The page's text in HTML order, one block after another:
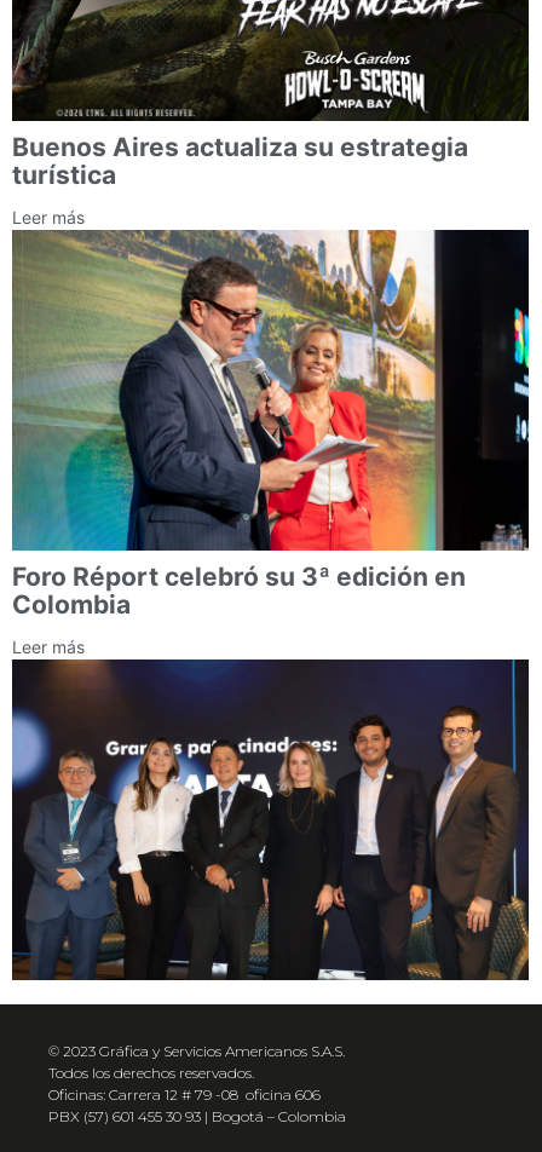
Buenos Aires actualiza su estrategia
turística
Leer más
Foro Réport celebró su 3ª edición en
Colombia
Leer más
© 2023 Gráfica y Servicios Americanos S.A.S.
Todos los derechos reservados.
Oficinas: Carrera 12 # 79 -08 oficina 606
PBX (57) 601 455 30 93 | Bogotá – Colombia